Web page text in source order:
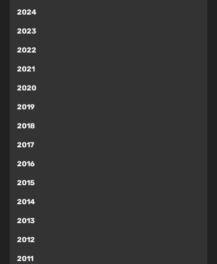
2024
2023
2022
2021
2020
2019
2018
2017
2016
2015
2014
2013
2012
2011